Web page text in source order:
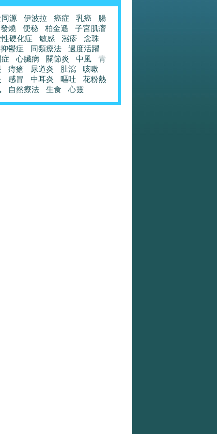
源 伊波拉 癌症 乳癌
腸
發燒
便秘 柏金遜
子宮肌瘤
硬化症
敏感 濕疹
念珠
抑鬱症
同類療法
過度活躍
心臟病 關節炎 中風
青
痔瘡 尿道炎 肚瀉
咳嗽
感冒 中耳炎 嘔吐
花粉熱
自然療法 生食 心靈